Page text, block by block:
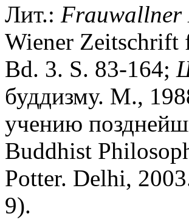
Лит.: Frauwallner
Wiener Zeitschrift
Bd. 3. S. 83-164;
буддизму. М.,
учению
Buddhist
Potter. Delhi,
9).